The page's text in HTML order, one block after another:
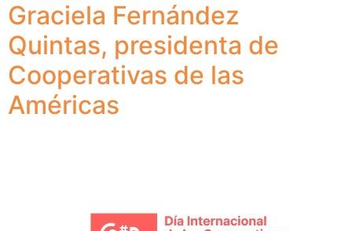
Graciela Fernández
Quintas, presidenta de
Cooperativas de las
Américas